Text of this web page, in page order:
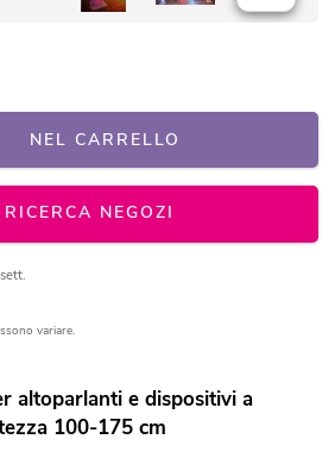
NEL CARRELLO
RICERCA NEGOZI
variare.
altoparlanti e dispositivi a
100-175 cm